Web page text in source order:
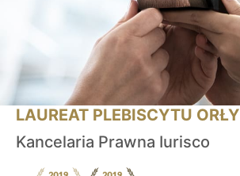
LAUREAT PLEBISCYTU ORŁY
Kancelaria Prawna Iurisco